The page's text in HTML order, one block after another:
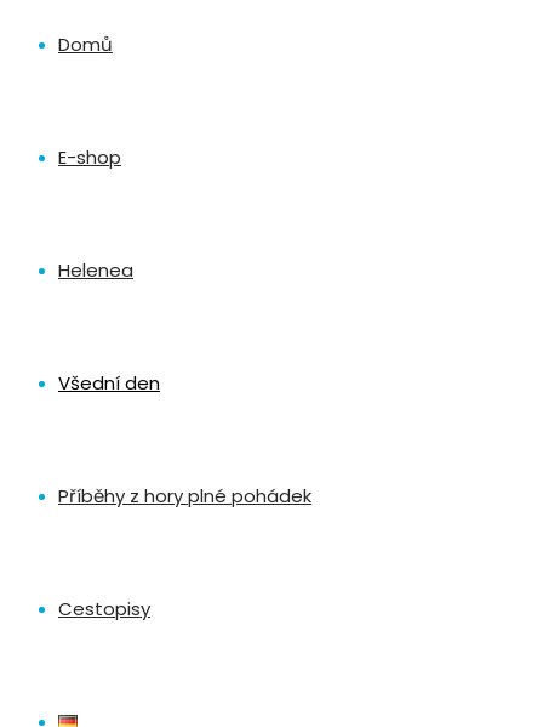
Domů
E-shop
Helenea
Všední den
Příběhy z hory plné pohádek
Cestopisy